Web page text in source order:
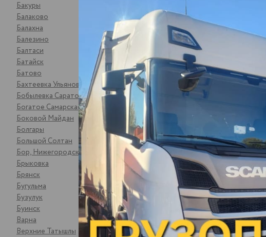
Бакуры
Балаково
Балахна
Балезино
Балтаси
Батайск
Батово
Бахтеевка Ульяновская обл
Бобылевка Саратовская обл
Богатое Самарская обл
Боковой Майдан
Болгары
Большой Солтан
Бор, Нижегородская обл
Брыковка
Брянск
Бугульма
Бузулук
Буинск
Варна
Верхние Татышлы
Зарайск
Зеленодольск
Златоуст
Иваново
Ижевск
Йошкар-Ола
Казань
Калининск
Калуга
Катайск
Кемь
Киржач
Киров
Кирово-Чепецк
Ковров
Королев
Кострома
Котлас
Котово
Кошки